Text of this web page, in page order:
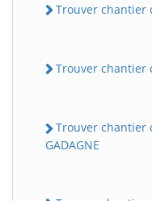
Trouver chantier
Trouver chantier
Trouver chantier
GADAGNE